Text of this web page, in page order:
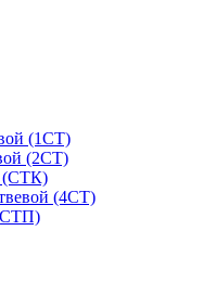
(1СТ)
(2СТ)
(СТК)
(4СТ)